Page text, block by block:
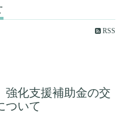
RSS
強化支援補助金の交
ついて